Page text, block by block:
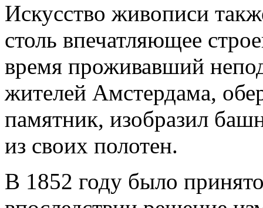
Искусство живописи
столь впечатляющее
время проживавший
жителей Амстердама,
памятник, изобразил
из своих полотен.
В 1852 году было